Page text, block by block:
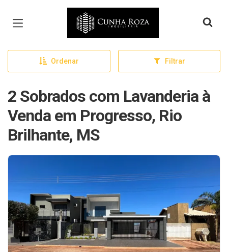
Página inicial
Ordenar Filtrar
2 Sobrados com Lavanderia à
Venda em Progresso, Rio
Brilhante, MS